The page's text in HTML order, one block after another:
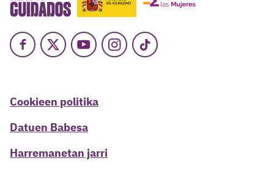
Facebook
X YoutubeInstagram
TikTok
Cookieen politika
Datuen Babesa
Harremanetan jarri